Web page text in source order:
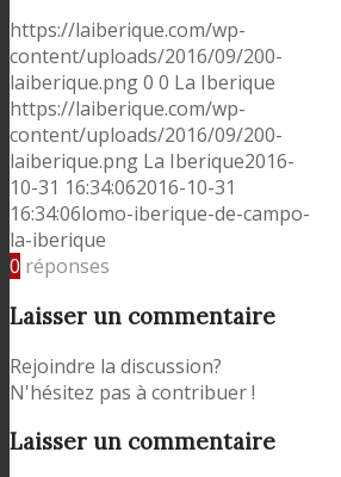
https://laiberique.com/wp-
content/uploads/2016/09/200-
laiberique.png0 0 La Iberique
https://laiberique.com/wp-
content/uploads/2016/09/200-
laiberique.png La Iberique2016-
10-31 16:34:062016-10-31
16:34:06lomo-iberique-de-campo-
la-iberique
0 réponses
Laisser un commentaire
Rejoindre la discussion?
N'hésitez pas à contribuer !
Laisser un commentaire